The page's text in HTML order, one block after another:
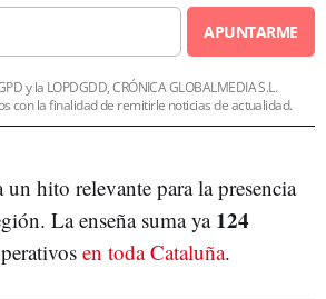
APUNTARME
y la LOPDGDD, CRÓNICA GLOBALMEDIA S.L.
con la finalidad de remitirle noticias de actualidad.
un hito relevante para la presencia
La enseña suma ya124
en toda Cataluña.